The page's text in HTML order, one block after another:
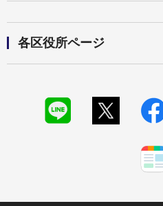
各区役所ページ